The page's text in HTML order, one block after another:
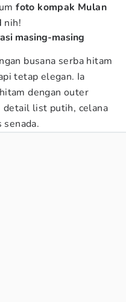
foto kompak Mulan
nih!
masing-masing
busana serba hitam
tetap elegan. Ia
dengan outer
detail list putih, celana